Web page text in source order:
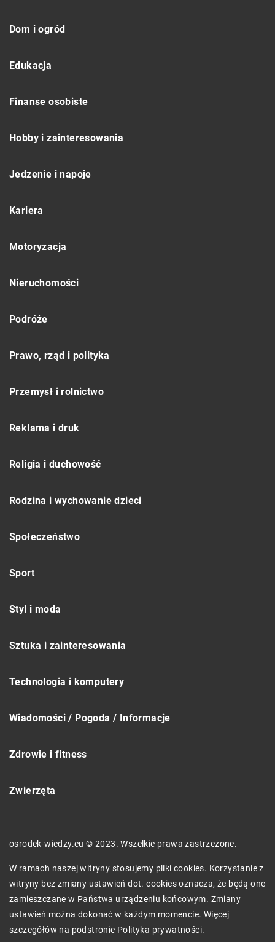
Dom i ogród
Edukacja
Finanse osobiste
Hobby i zainteresowania
Jedzenie i napoje
Kariera
Motoryzacja
Nieruchomości
Podróże
Prawo, rząd i polityka
Przemysł i rolnictwo
Reklama i druk
Religia i duchowość
Rodzina i wychowanie dzieci
Społeczeństwo
Sport
Styl i moda
Sztuka i zainteresowania
Technologia i komputery
Wiadomości / Pogoda / Informacje
Zdrowie i fitness
Zwierzęta
osrodek-wiedzy.eu © 2023. Wszelkie prawa zastrzeżone.
W ramach naszej witryny stosujemy pliki cookies. Korzystanie z
witryny bez zmiany ustawień dot. cookies oznacza, że będą one
zamieszczane w Państwa urządzeniu końcowym. Zmiany
ustawień można dokonać w każdym momencie. Więcej
szczegółów na podstronie Polityka prywatności.